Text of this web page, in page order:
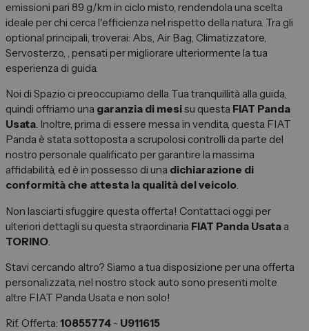
emissioni pari 89 g/km in ciclo misto, rendendola una scelta
ideale per chi cerca l'efficienza nel rispetto della natura. Tra gli
optional principali, troverai: Abs, Air Bag, Climatizzatore,
Servosterzo, , pensati per migliorare ulteriormente la tua
esperienza di guida.
Noi di Spazio ci preoccupiamo della Tua tranquillità alla guida,
quindi offriamo una garanzia di mesisu questa FIAT Panda
Usata. Inoltre, prima di essere messa in vendita, questa FIAT
Panda è stata sottoposta a scrupolosi controlli da parte del
nostro personale qualificato per garantire la massima
affidabilità, ed è in possesso di una dichiarazione di
conformità che attesta la qualità del veicolo.
Non lasciarti sfuggire questa offerta! Contattaci oggi per
ulteriori dettagli su questa straordinaria FIAT Panda Usataa
TORINO.
Stavi cercando altro? Siamo a tua disposizione per una offerta
personalizzata, nel nostro stock auto sono presenti molte
altre FIAT Panda Usata e non solo!
Rif. Offerta: 10855774- U911615